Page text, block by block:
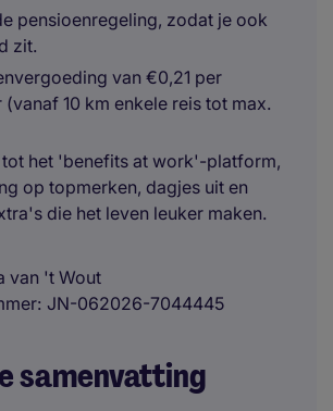
pensioenregeling, zodat je ook
zit.
van €0,21 per
10 km enkele reis tot max.
tot het 'benefits at work'-platform,
op topmerken, dagjes uit en
die het leven leuker maken.
van 't Wout
JN-062026-7044445
samenvatting